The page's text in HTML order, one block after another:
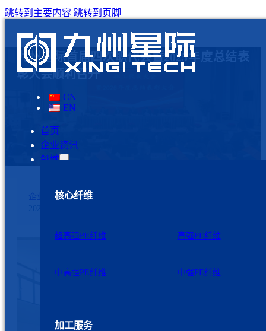
跳转到主要内容 跳转到页脚
CN
EN
首页
企业资讯
领域
核心纤维
超高强PE纤维 高强PE纤维
中高强PE纤维 中强PE纤维
加工服务
九州星际首届四次职代会暨2025年度总结表
彰大会顺利召开
企业资讯
2026年2月9日